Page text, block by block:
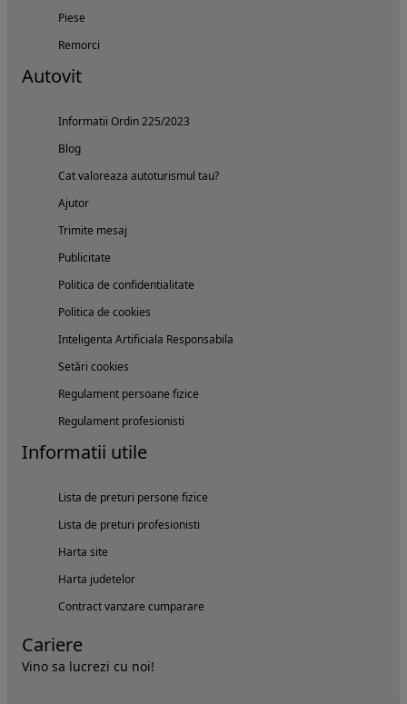
Piese
Remorci
Autovit
Informatii Ordin 225/2023
Blog
Cat valoreaza autoturismul tau?
Ajutor
Trimite mesaj
Publicitate
Politica de confidentialitate
Politica de cookies
Inteligenta Artificiala Responsabila
Setări cookies
Regulament persoane fizice
Regulament profesionisti
Informatii utile
Lista de preturi persone fizice
Lista de preturi profesionisti
Harta site
Harta judetelor
Contract vanzare cumparare
Cariere
Vino sa lucrezi cu noi!